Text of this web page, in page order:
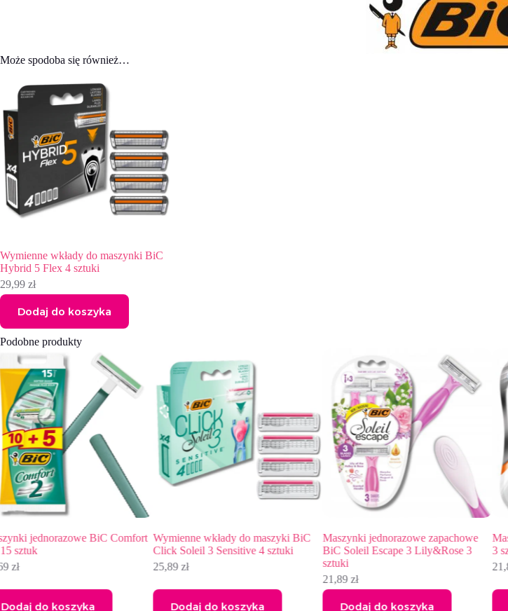
Może spodoba się również…
Wymienne wkłady do maszynki BiC
Hybrid 5 Flex 4 sztuki
29,99 zł
Dodaj do koszyka
Podobne produkty
Wymienne wkłady do maszyki BiC
Click Soleil 3 Sensitive 4 sztuki
25,89
Dodaj do koszyka
Maszynki jednorazowe zapachowe
BiC Soleil Escape 3 Lily&Rose 3
sztuki
Dodaj do koszyka
Maszynki jednorazowe BiC Flex 5 –
3 sztuki
21,89
Dodaj do koszyka